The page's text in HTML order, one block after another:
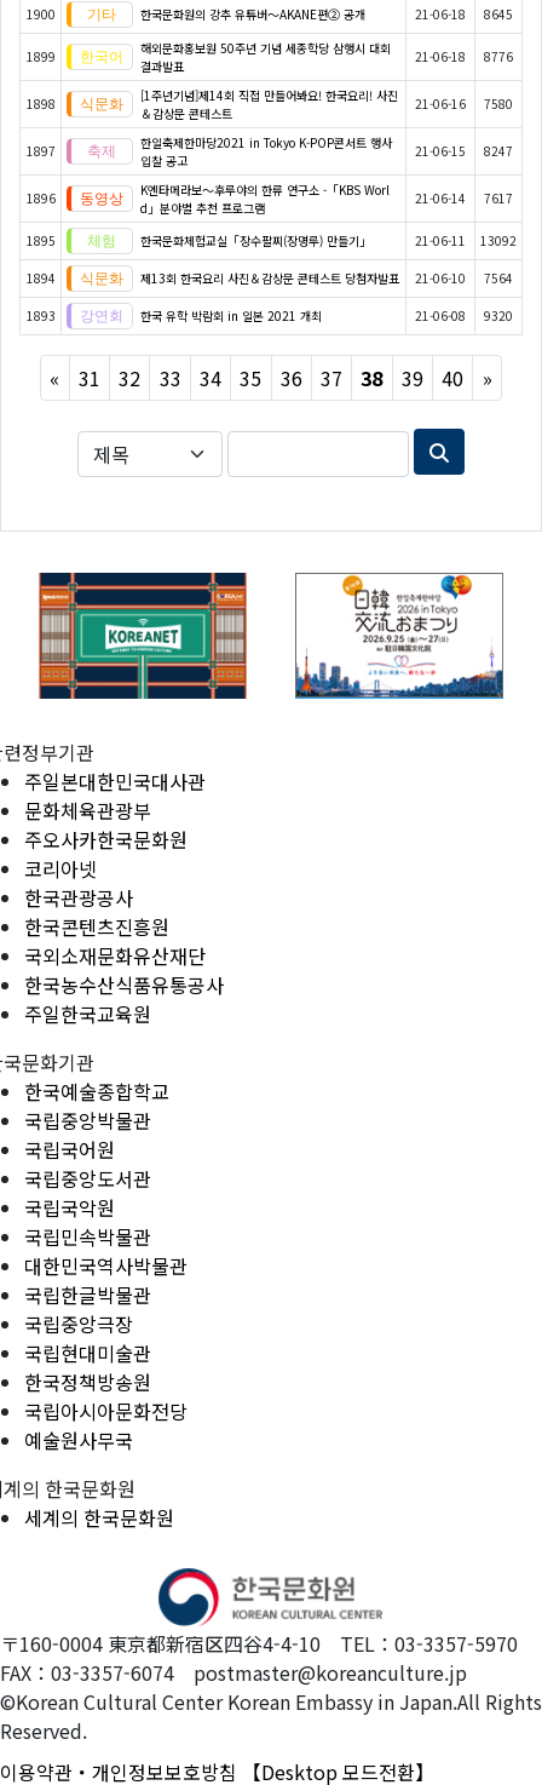
1900 한국문화원의 강추 유튜버～AKANE편② 공개 21-06-18 8645
1899
해외문화홍보원 50주년 기념 세종학당 삼행시 대회
결과발표
21-06-18 8776
1898
[1주년기념]제14회 직접 만들어봐요! 한국요리! 사진
＆감상문 콘테스트
21-06-16 7580
1897
한일축제한마당2021 in Tokyo K-POP콘서트 행사
입찰 공고
21-06-15 8247
1896
K엔타메라보～후루야의 한류 연구소 -「KBS Worl
d」분야별 추천 프로그램
21-06-14 7617
1895 한국문화체험교실「장수팔찌(장명루) 만들기」 21-06-11 13092
1894 제13회 한국요리 사진＆감상문 콘테스트 당첨자발표 21-06-10 7564
1893 ​​​​​​​한국 유학 박람회 in 일본 2021 개최 21-06-08 9320
« Previous
31 32 33 34 35 36 37 38 39 40 »Next
정부기관
주일본대한민국대사관
문화체육관광부
주오사카한국문화원
코리아넷
한국관광공사
한국콘텐츠진흥원
국외소재문화유산재단
한국농수산식품유통공사
주일한국교육원
문화기관
한국예술종합학교
국립중앙박물관
국립국어원
국립중앙도서관
국립국악원
국립민속박물관
대한민국역사박물관
국립한글박물관
국립중앙극장
국립현대미술관
한국정책방송원
국립아시아문화전당
예술원사무국
의 한국문화원
세계의 한국문화원
〒160-0004 東京都新宿区四谷4-4-10 TEL：03-3357-5970
FAX：03-3357-6074 postmaster@koreanculture.jp
©Korean Cultural Center Korean Embassy in Japan.All Rights
Reserved.
이용약관・개인정보보호방침
【Desktop 모드전환】